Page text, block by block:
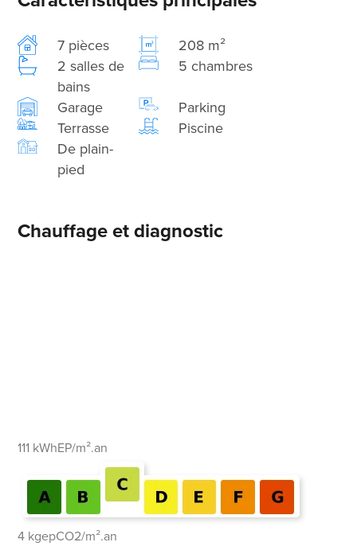
7 pièces
208 m²
2 salles de
bains
5 chambres
Garage
Parking
Terrasse
Piscine
De plain-
pied
Chauffage et diagnostic
111 kWhEP/m².an
4 kgepCO2/m².an